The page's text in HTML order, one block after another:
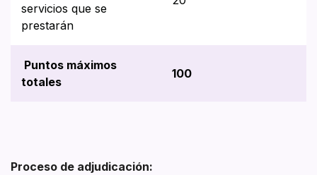
servicios que se
prestarán
Puntos máximos
totales
100
Proceso de adjudicación: